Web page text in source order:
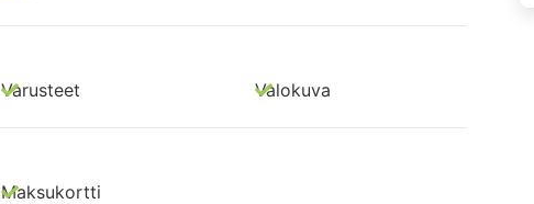
Varusteet Valokuva
Maksukortti